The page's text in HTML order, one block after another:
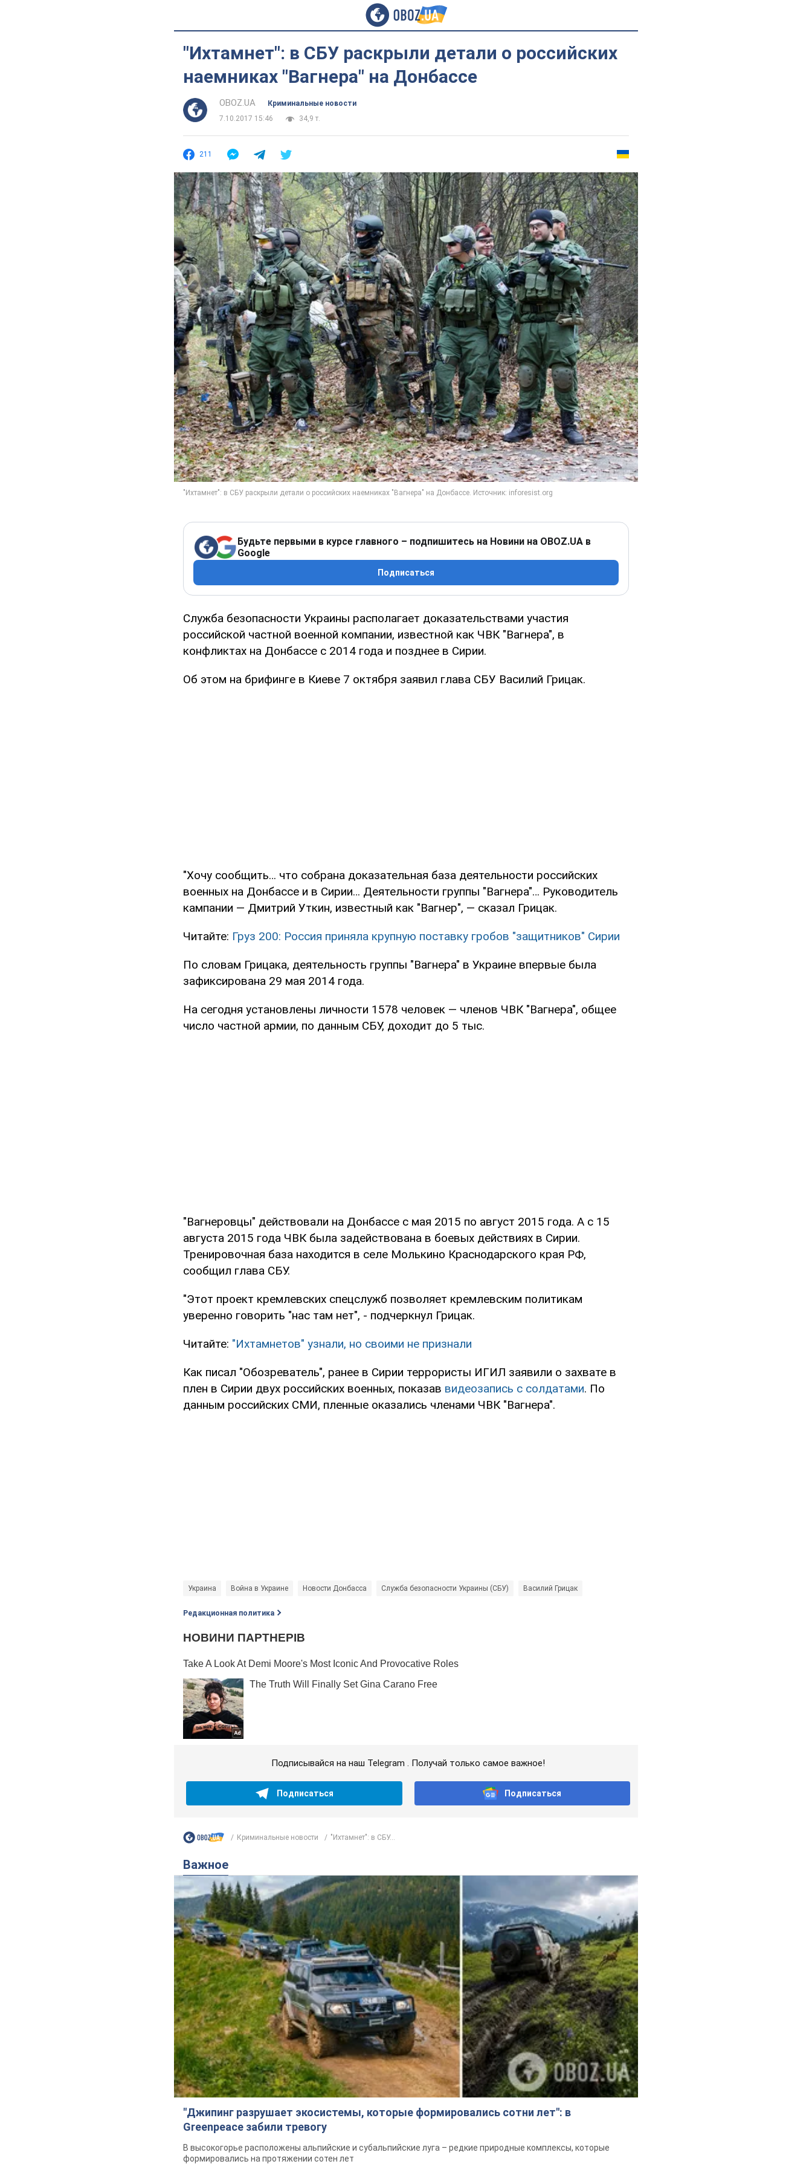
"Ихтамнет": в СБУ раскрыли детали о российских
наемниках "Вагнера" на Донбассе
OBOZ.UA
Криминальные новости
7.10.2017 15:46
34,9 т.
211
Будьте первыми в курсе главного – подпишитесь на Новини на OBOZ.UA в
Google
Подписаться
Служба безопасности Украины располагает доказательствами участия
российской частной военной компании, известной как ЧВК "Вагнера", в
конфликтах на Донбассе с 2014 года и позднее в Сирии.
Об этом на брифинге в Киеве 7 октября заявил глава СБУ Василий Грицак.
"Хочу сообщить… что собрана доказательная база деятельности российских
военных на Донбассе и в Сирии… Деятельности группы "Вагнера"… Руководитель
кампании — Дмитрий Уткин, известный как "Вагнер", — сказал Грицак.
Читайте: Груз 200: Россия приняла крупную поставку гробов "защитников" Сирии
По словам Грицака, деятельность группы "Вагнера" в Украине впервые была
зафиксирована 29 мая 2014 года.
На сегодня установлены личности 1578 человек — членов ЧВК "Вагнера", общее
число частной армии, по данным СБУ, доходит до 5 тыс.
"Вагнеровцы" действовали на Донбассе с мая 2015 по август 2015 года. А с 15
августа 2015 года ЧВК была задействована в боевых действиях в Сирии.
Тренировочная база находится в селе Молькино Краснодарского края РФ,
сообщил глава СБУ.
"Этот проект кремлевских спецслужб позволяет кремлевским политикам
уверенно говорить "нас там нет", - подчеркнул Грицак.
Читайте: "Ихтамнетов" узнали, но своими не признали
Как писал "Обозреватель", ранее в Сирии террористы ИГИЛ заявили о захвате в
плен в Сирии двух российских военных, показав видеозапись с солдатами. По
данным российских СМИ, пленные оказались членами ЧВК "Вагнера".
Украина Война в Украине Новости Донбасса Служба безопасности Украины (СБУ) Василий Грицак
Редакционная политика
Подписывайся на наш Telegram . Получай только самое важное!
Подписаться Подписаться
Криминальные новости "Ихтамнет": в СБУ...
Важное